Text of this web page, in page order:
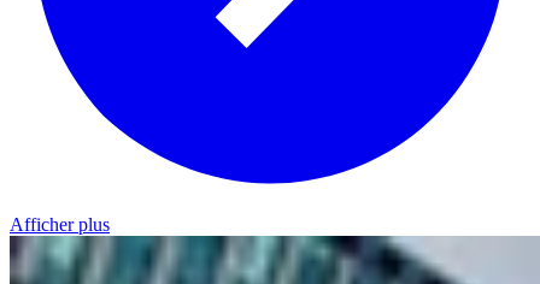
Afficher plus